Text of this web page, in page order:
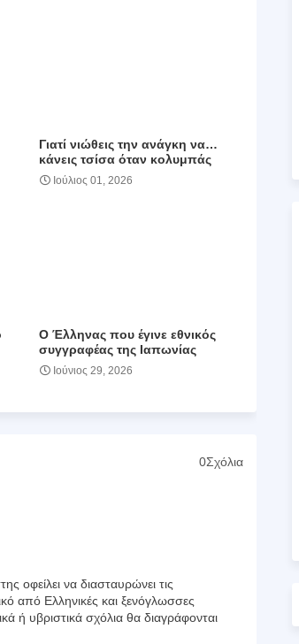
Γιατί νιώθεις την ανάγκη να…
κάνεις τσίσα όταν κολυμπάς
Ιούλιος 01, 2026
Ο Έλληνας που έγινε εθνικός
συγγραφέας της Ιαπωνίας
Ιούνιος 29, 2026
0Σχόλια
οφείλει να διασταυρώνει τις
από Ελληνικές και ξενόγλωσσες
ή υβριστικά σχόλια θα διαγράφονται